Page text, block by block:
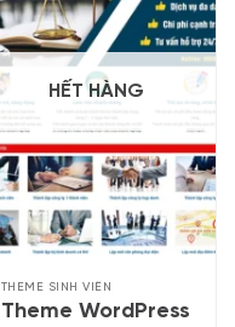
HẾT HÀNG
THEME SINH VIÊN
Theme WordPress